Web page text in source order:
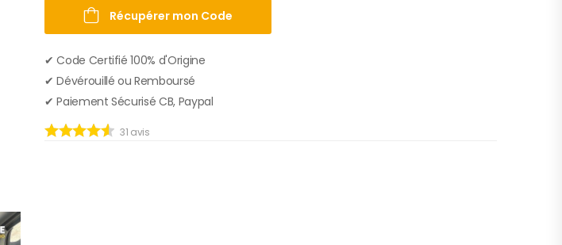
Récupérer mon Code
✔︎ Code Certifié 100% d'Origine
✔︎ Dévérouillé ou Remboursé
✔︎ Paiement Sécurisé CB, Paypal
31 avis